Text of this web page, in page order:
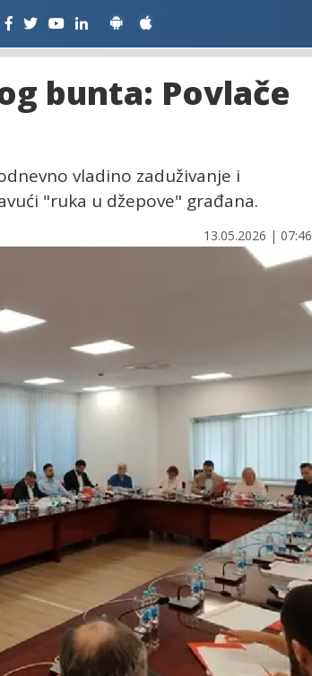
bunta: Povlače
vladino zaduživanje i
"ruka u džepove" građana.
13.05.2026 | 07:46